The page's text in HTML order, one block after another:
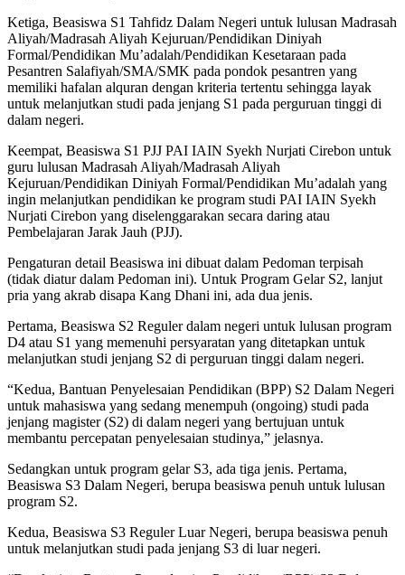
Ketiga, Beasiswa S1 Tahfidz Dalam Negeri untuk lulusan Madrasah
Aliyah/Madrasah Aliyah Kejuruan/Pendidikan Diniyah
Formal/Pendidikan Mu’adalah/Pendidikan Kesetaraan pada
Pesantren Salafiyah/SMA/SMK pada pondok pesantren yang
memiliki hafalan alquran dengan kriteria tertentu sehingga layak
untuk melanjutkan studi pada jenjang S1 pada perguruan tinggi di
dalam negeri.
Keempat, Beasiswa S1 PJJ PAI IAIN Syekh Nurjati Cirebon untuk
guru lulusan Madrasah Aliyah/Madrasah Aliyah
Kejuruan/Pendidikan Diniyah Formal/Pendidikan Mu’adalah yang
ingin melanjutkan pendidikan ke program studi PAI IAIN Syekh
Nurjati Cirebon yang diselenggarakan secara daring atau
Pembelajaran Jarak Jauh (PJJ).
Pengaturan detail Beasiswa ini dibuat dalam Pedoman terpisah
(tidak diatur dalam Pedoman ini). Untuk Program Gelar S2, lanjut
pria yang akrab disapa Kang Dhani ini, ada dua jenis.
Pertama, Beasiswa S2 Reguler dalam negeri untuk lulusan program
D4 atau S1 yang memenuhi persyaratan yang ditetapkan untuk
melanjutkan studi jenjang S2 di perguruan tinggi dalam negeri.
“Kedua, Bantuan Penyelesaian Pendidikan (BPP) S2 Dalam Negeri
untuk mahasiswa yang sedang menempuh (ongoing) studi pada
jenjang magister (S2) di dalam negeri yang bertujuan untuk
membantu percepatan penyelesaian studinya,” jelasnya.
Sedangkan untuk program gelar S3, ada tiga jenis. Pertama,
Beasiswa S3 Dalam Negeri, berupa beasiswa penuh untuk lulusan
program S2.
Kedua, Beasiswa S3 Reguler Luar Negeri, berupa beasiswa penuh
untuk melanjutkan studi pada jenjang S3 di luar negeri.